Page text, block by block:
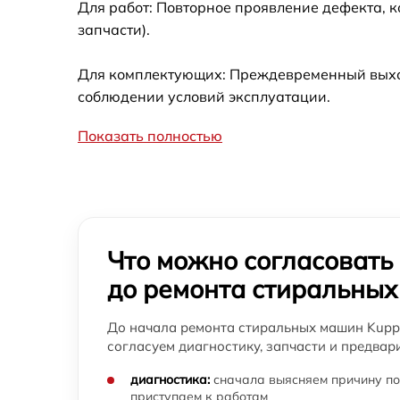
Замена сливного насоса стиральной
Замена прессостата стиральной машины
Kuppersbusch
Замена заливного шланга стиральной
машины Kuppersbusch
Замена шкива барабана стиральной
машины Kuppersbusch
Ремонт или замена патрубка стиральной
машины Kuppersbusch
Замена жгута электропроводки стиральной
машины Kuppersbusch
Для работ: Повторное проявление дефекта,
запчасти).
Для комплектующих: Преждевременный
соблюдении условий эксплуатации.
Показать полностью
Что можно согласовать
до ремонта
До начала ремонта стиральных машин
согласуем диагностику, запчасти и
диагностика: сначала выясняем причину
приступаем к работам